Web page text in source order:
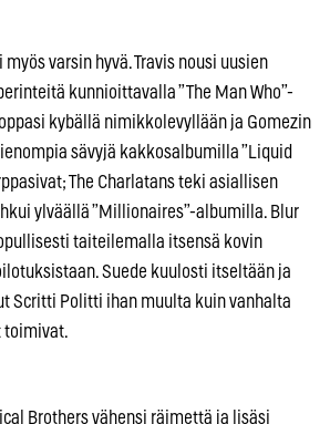
varsin hyvä. Travis nousi uusien
kunnioittavalla ”The Man Who”-
kybällä nimikkolevyllään ja Gomezin
sävyjä kakkosalbumilla ”Liquid
The Charlatans teki asiallisen
ylväällä ”Millionaires”-albumilla. Blur
taiteilemalla itsensä kovin
Suede kuulosti itseltään ja
Scritti Politti ihan muulta kuin vanhalta
toimivat.
Brothers vähensi räimettä ja lisäsi